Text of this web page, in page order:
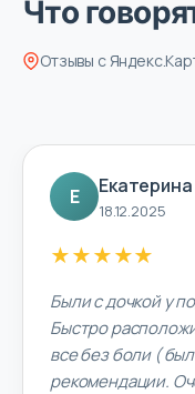
Что
Отзывы с
Е
18.12.2025
★★★★★
Были с дочкой у
Быстро
все без боли (
рекомендации.